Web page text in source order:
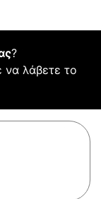
?
να λάβετε το